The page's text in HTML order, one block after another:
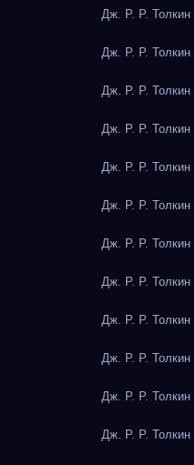
Дж. Р. Р.
Дж. Р. Р.
Дж. Р. Р.
Дж. Р. Р.
Дж. Р. Р.
Дж. Р. Р.
Дж. Р. Р.
Дж. Р. Р.
Дж. Р. Р.
Дж. Р. Р.
Дж. Р. Р.
Дж. Р. Р.